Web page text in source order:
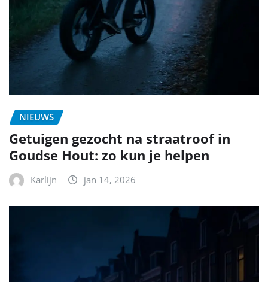
NIEUWS
Getuigen gezocht na straatroof in
Goudse Hout: zo kun je helpen
Karlijn jan 14, 2026